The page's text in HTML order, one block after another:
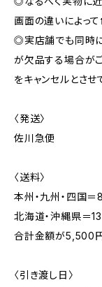
画面の違いによっ
◎実店舗でも同時に
が欠品する場合が
をキャンセルとさせ
〈発送〉
佐川急便
〈送料〉
本州・九州・四国
北海道・沖縄県＝
合計金額が5,500円
〈引き渡し日〉